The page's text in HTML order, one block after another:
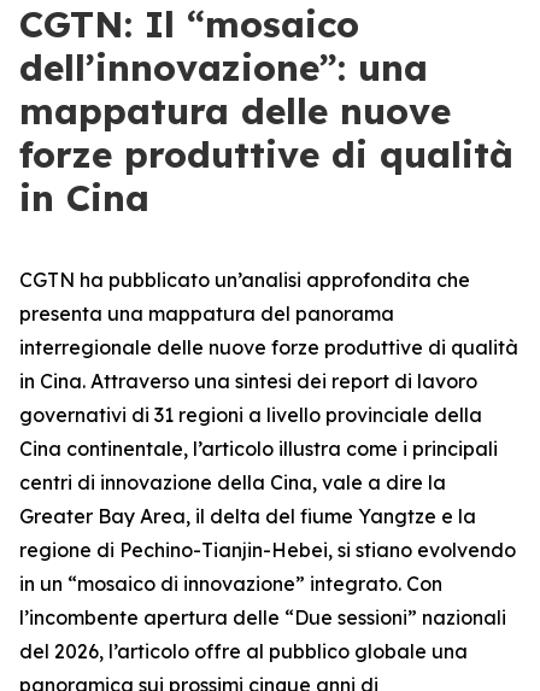
CGTN: Il “mosaico
dell’innovazione”: una
mappatura delle nuove
forze produttive di qualità
in Cina
CGTN ha pubblicato un’analisi approfondita che
presenta una mappatura del panorama
interregionale delle nuove forze produttive di qualità
in Cina. Attraverso una sintesi dei report di lavoro
governativi di 31 regioni a livello provinciale della
Cina continentale, l’articolo illustra come i principali
centri di innovazione della Cina, vale a dire la
Greater Bay Area, il delta del fiume Yangtze e la
regione di Pechino-Tianjin-Hebei, si stiano evolvendo
in un “mosaico di innovazione” integrato. Con
l’incombente apertura delle “Due sessioni” nazionali
del 2026, l’articolo offre al pubblico globale una
panoramica sui prossimi cinque anni di